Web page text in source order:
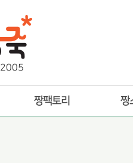
2005
짱팩토리 짱